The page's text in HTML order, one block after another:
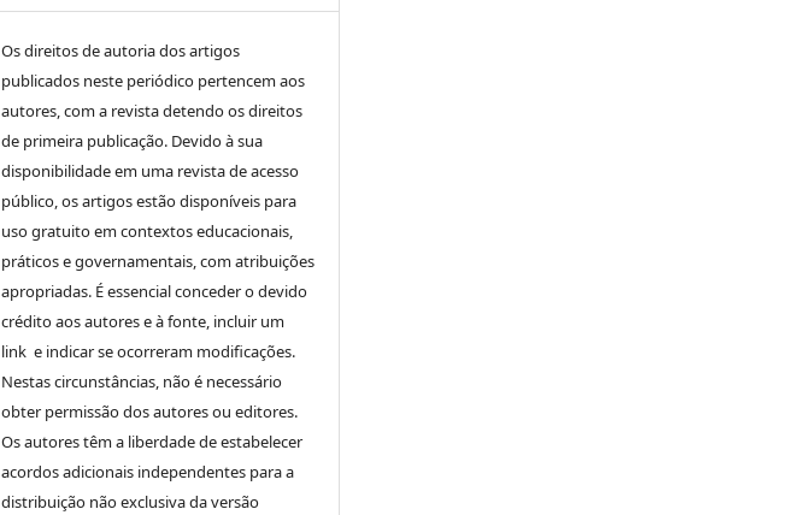
Os direitos de autoria dos artigos
publicados neste periódico pertencem aos
autores, com a revista detendo os direitos
de primeira publicação. Devido à sua
disponibilidade em uma revista de acesso
público, os artigos estão disponíveis para
uso gratuito em contextos educacionais,
práticos e governamentais, com atribuições
apropriadas. É essencial conceder o devido
crédito aos autores e à fonte, incluir um
link e indicar se ocorreram modificações.
Nestas circunstâncias, não é necessário
obter permissão dos autores ou editores.
Os autores têm a liberdade de estabelecer
acordos adicionais independentes para a
distribuição não exclusiva da versão